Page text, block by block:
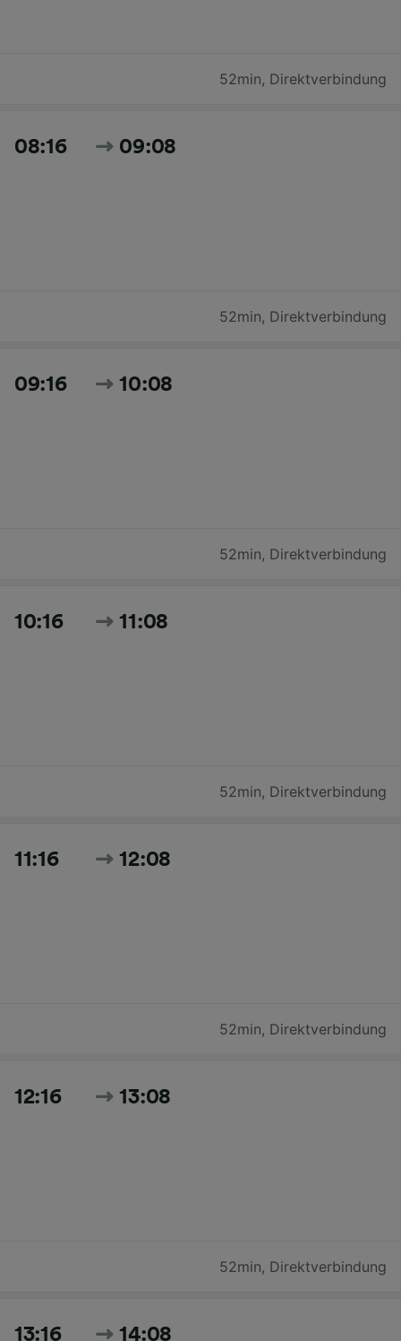
52min, Direktverbindung
08:16 09:08
52min, Direktverbindung
09:16 10:08
52min, Direktverbindung
10:16 11:08
52min, Direktverbindung
11:16 12:08
52min, Direktverbindung
12:16 13:08
52min, Direktverbindung
13:16 14:08